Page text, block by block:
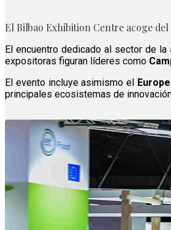
El Bilbao Exhibition Centre acoge
El encuentro dedicado al sector de la
expositoras figuran líderes como
El evento incluye asimismo el
principales ecosistemas de